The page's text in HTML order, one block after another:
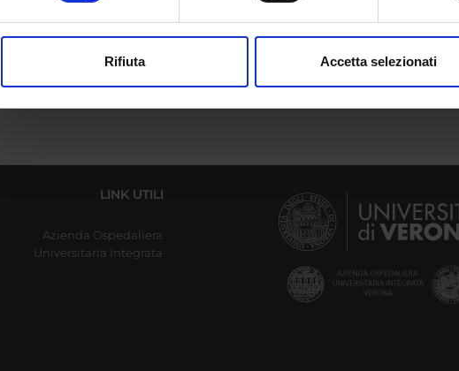
modificare o ritirare il tuo consenso in qualsiasi momento dalla
Rifiuta Accetta selezionati
Vedi la bibliografia dell'insegnamento
LINK UTILI
Azienda Ospedaliera
Universitaria Integrata